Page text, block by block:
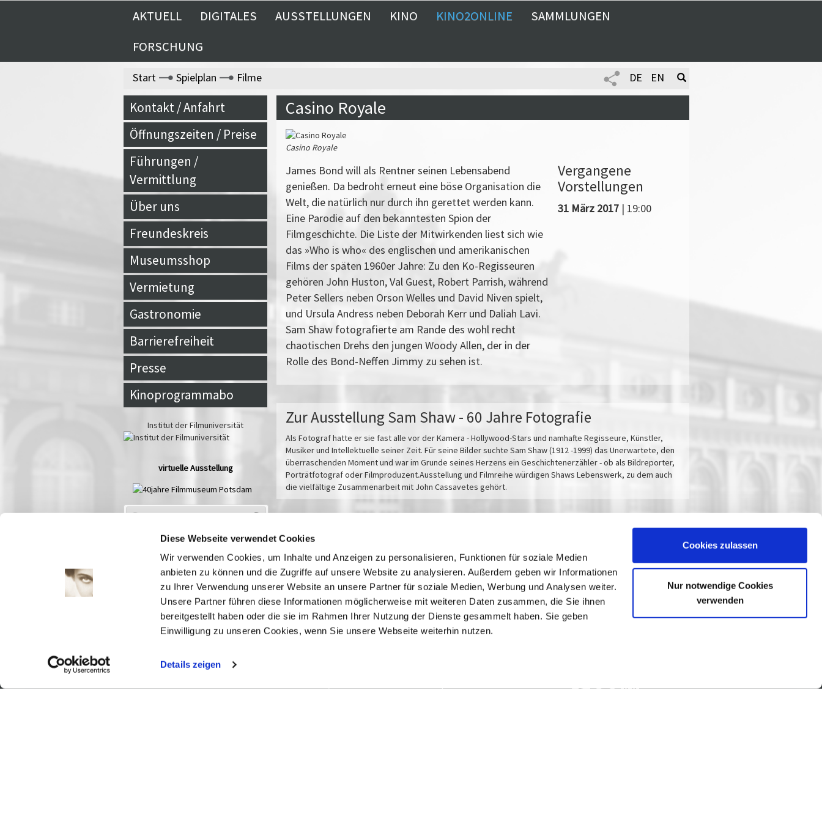
Diese Webseite verwendet Cookies
Wir verwenden Cookies, um Inhalte und Anzeigen zu personalisieren, Funktionen für soziale Medien
anbieten zu können und die Zugriffe auf unsere Website zu analysieren. Außerdem geben wir Informationen
zu Ihrer Verwendung unserer Website an unsere Partner für soziale Medien, Werbung und Analysen weiter.
Unsere Partner führen diese Informationen möglicherweise mit weiteren Daten zusammen, die Sie ihnen
bereitgestellt haben oder die sie im Rahmen Ihrer Nutzung der Dienste gesammelt haben. Sie geben
Einwilligung zu unseren Cookies, wenn Sie unsere Webseite weiterhin nutzen.
Details zeigen
Cookies zulassen
Nur notwendige Cookies
verwenden
AKTUELL DIGITALES AUSSTELLUNGEN KINO KINO2ONLINE
SAMMLUNGEN
FORSCHUNG
Start Spielplan Filme DE EN
Kontakt / Anfahrt
Öffnungszeiten / Preise
Führungen /
Vermittlung
Über uns
Freundeskreis
Museumsshop
Vermietung
Gastronomie
Barrierefreiheit
Presse
Kinoprogrammabo
Institut der Filmuniversität
virtuelle Ausstellung
Spielplan Aug 2026
Mi Do Fr Sa So
1
2
4 5 6 7 8
9
11 12 13 14 15
16
18 19 20 21 22
23
25 26 27 28 29
30
Casino Royale
Casino Royale
James Bond will als Rentner seinen Lebensabend
genießen. Da bedroht erneut eine böse Organisation die
Welt, die natürlich nur durch ihn gerettet werden kann.
Eine Parodie auf den bekanntesten Spion der
Filmgeschichte. Die Liste der Mitwirkenden liest sich wie
das »Who is who« des englischen und amerikanischen
Films der späten 1960er Jahre: Zu den Ko-Regisseuren
gehören John Huston, Val Guest, Robert Parrish, während
Peter Sellers neben Orson Welles und David Niven spielt,
und Ursula Andress neben Deborah Kerr und Daliah Lavi.
Sam Shaw fotografierte am Rande des wohl recht
chaotischen Drehs den jungen Woody Allen, der in der
Rolle des Bond-Neffen Jimmy zu sehen ist.
Vergangene
Vorstellungen
31 März 2017 | 19:00
Zur Ausstellung Sam Shaw - 60 Jahre Fotografie
Als Fotograf hatte er sie fast alle vor der Kamera - Hollywood-Stars und namhafte Regisseure, Künstler,
Musiker und Intellektuelle seiner Zeit. Für seine Bilder suchte Sam Shaw (1912 -1999) das Unerwartete, den
überraschenden Moment und war im Grunde seines Herzens ein Geschichtenerzähler - ob als Bildreporter,
Porträtfotograf oder Filmproduzent.Ausstellung und Filmreihe würdigen Shaws Lebenswerk, zu dem auch
die vielfältige Zusammenarbeit mit John Cassavetes gehört.